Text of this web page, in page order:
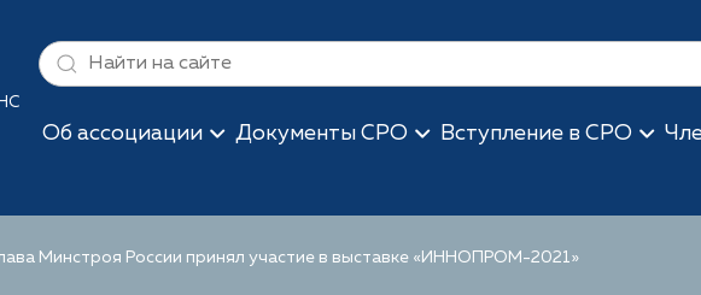
Об ассоциации Документы СРО Вступление в СРО
Минстроя России принял участие в выставке «ИННОПРОМ-2021»